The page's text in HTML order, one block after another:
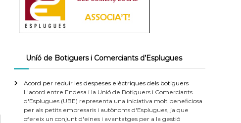
Uníó de Botiguers i Comerciants d’Esplugues
Acord per reduir les despeses elèctriques dels botiguers
L'acord entre Endesa i la Unió de Botiguers i Comerciants
d'Esplugues (UBE) representa una iniciativa molt beneficiosa
per als petits empresaris i autònoms d'Esplugues, ja que
ofereix un conjunt d'eines i avantatges per a la gestió